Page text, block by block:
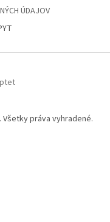
ÚDAJOV
. Všetky práva vyhradené.